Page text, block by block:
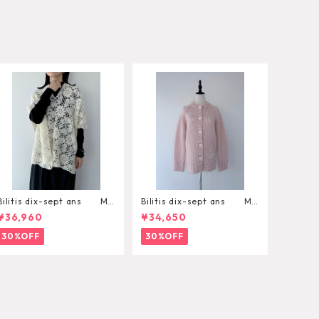
dix-sept ans Mo
Hand Knit Poncho
30%OFF
Bilitis dix-sept ans Mo
hair Cardigan
¥34,650
30%OFF